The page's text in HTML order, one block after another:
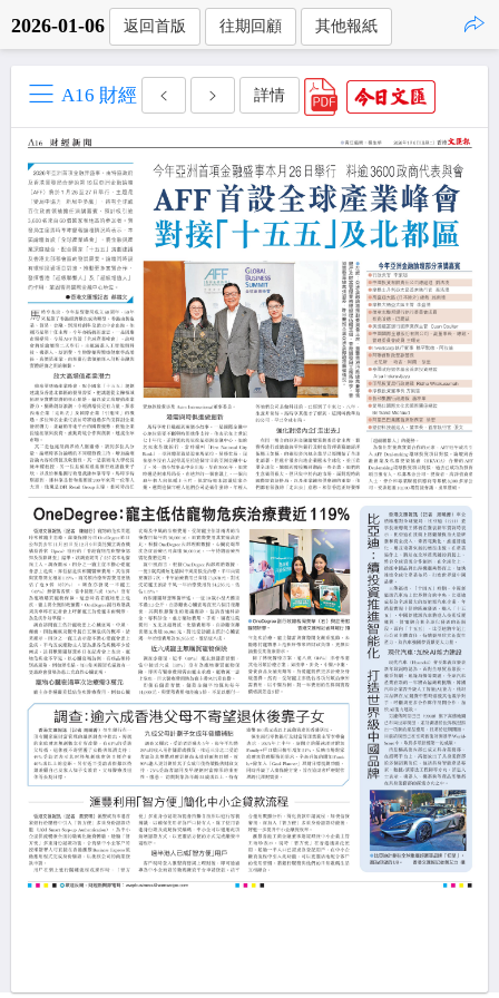
2026-01-06 返回首版 往期回顧 其他報紙
A16 財經 詳情